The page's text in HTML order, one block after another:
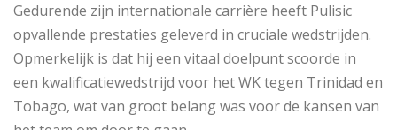
Gedurende zijn internationale carrière heeft Pulisic
opvallende prestaties geleverd in cruciale wedstrijden.
Opmerkelijk is dat hij een vitaal doelpunt scoorde in
een kwalificatiewedstrijd voor het WK tegen Trinidad en
Tobago, wat van groot belang was voor de kansen van